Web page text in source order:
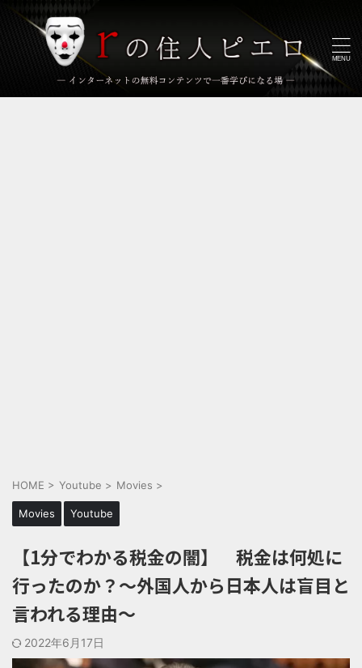
HOME > Youtube > Movies >
Movies Youtube
【1分でわかる税金の闇】 税金は何処に
行ったのか？～外国人から日本人は盲目と
言われる理由～
2022年6月17日